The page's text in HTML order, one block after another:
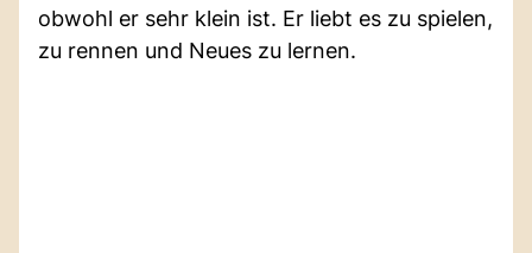
obwohl er sehr klein ist. Er liebt es zu spielen,
zu rennen und Neues zu lernen.